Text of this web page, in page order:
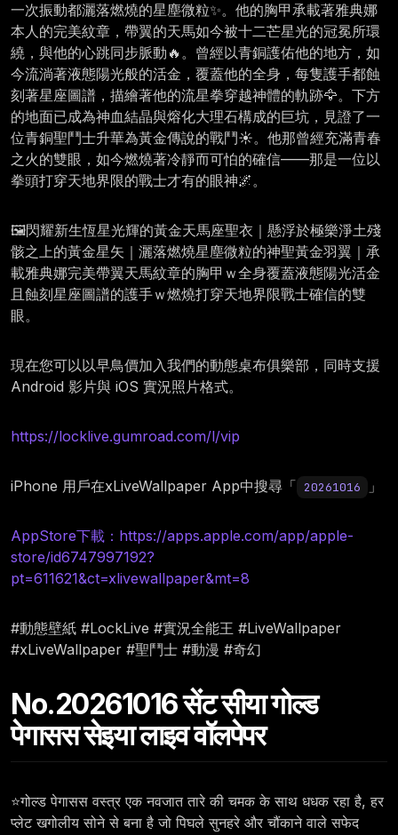
一次振動都灑落燃燒的星塵微粒✨。他的胸甲承載著雅典娜
本人的完美紋章，帶翼的天馬如今被十二芒星光的冠冕所環
繞，與他的心跳同步脈動🔥。曾經以青銅護佑他的地方，如
今流淌著液態陽光般的活金，覆蓋他的全身，每隻護手都蝕
刻著星座圖譜，描繪著他的流星拳穿越神體的軌跡🦅。下方
的地面已成為神血結晶與熔化大理石構成的巨坑，見證了一
位青銅聖鬥士升華為黃金傳說的戰鬥☀️。他那曾經充滿青春
之火的雙眼，如今燃燒著冷靜而可怕的確信——那是一位以
拳頭打穿天地界限的戰士才有的眼神🌌。
🖼️閃耀新生恆星光輝的黃金天馬座聖衣｜懸浮於極樂淨土殘
骸之上的黃金星矢｜灑落燃燒星塵微粒的神聖黃金羽翼｜承
載雅典娜完美帶翼天馬紋章的胸甲ｗ全身覆蓋液態陽光活金
且蝕刻星座圖譜的護手ｗ燃燒打穿天地界限戰士確信的雙
眼。
現在您可以以早鳥價加入我們的動態桌布俱樂部，同時支援
Android 影片與 iOS 實況照片格式。
https://locklive.gumroad.com/l/vip
iPhone 用戶在xLiveWallpaper App中搜尋「 20261016 」
AppStore下載：https://apps.apple.com/app/apple-
store/id6747997192?
pt=611621&ct=xlivewallpaper&mt=8
#動態壁紙 #LockLive #實況全能王 #LiveWallpaper
#xLiveWallpaper #聖鬥士 #動漫 #奇幻
No.20261016 सेंट सीया गोल्ड
पेगासस सेइया लाइव वॉलपेपर
⭐गोल्ड पेगासस वस्त्र एक नवजात तारे की चमक के साथ धधक रहा है, हर
प्लेट खगोलीय सोने से बना है जो पिघले सुनहरे और चौंकाने वाले सफेद